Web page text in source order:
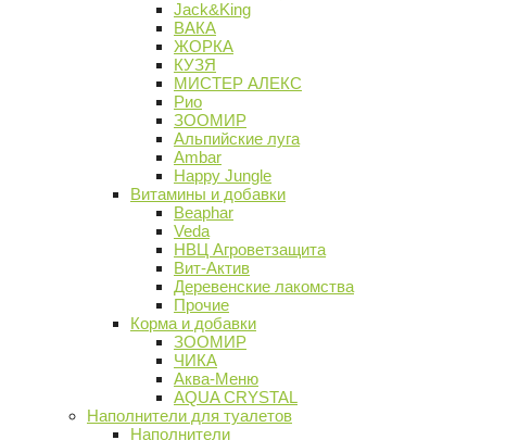
Jack&King
ВАКА
ЖОРКА
КУЗЯ
МИСТЕР АЛЕКС
Рио
ЗООМИР
Альпийские луга
Ambar
Happy Jungle
Витамины и добавки
Beaphar
Veda
НВЦ Агроветзащита
Вит-Актив
Деревенские лакомства
Прочие
Корма и добавки
ЗООМИР
ЧИКА
Аква-Меню
AQUA CRYSTAL
Наполнители для туалетов
Наполнители